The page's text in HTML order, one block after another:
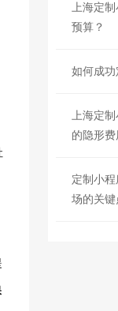
上海定
预算？
如何成
上海定
的隐形费
定制小
场的关键